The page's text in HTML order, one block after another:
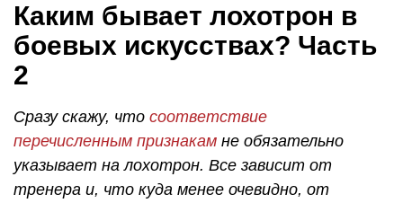
Каким бывает лохотрон в
боевых искусствах? Часть
2
Сразу скажу, что соответствие
перечисленным признакам не обязательно
указывает на лохотрон. Все зависит от
тренера и, что куда менее очевидно, от